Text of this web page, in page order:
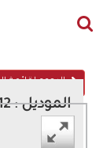
الرجوع لقائمة
الموديل : 712-CC-A01
اللون :